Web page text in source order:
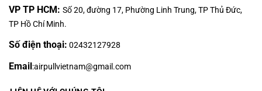
VP TP HCM: Số 20, đường 17, Phường Linh Trung, TP Thủ Đức,
TP Hồ Chí Minh.
Số điện thoại: 02432127928
Email:airpullvietnam@gmail.com